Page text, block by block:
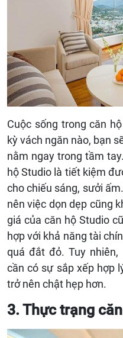
Cuộc sống trong căn
kỳ vách ngăn nào, bạn
nằm ngay trong tầm
hộ Studio là tiết kiệm
cho chiếu sáng, sưởi
nên việc dọn dẹp cũng
giá của căn hộ Studio
hợp với khả năng tài
quá đắt đỏ. Tuy
cần có sự sắp xếp hợp
trở nên chật hẹp hơn.
3. Thực trạng